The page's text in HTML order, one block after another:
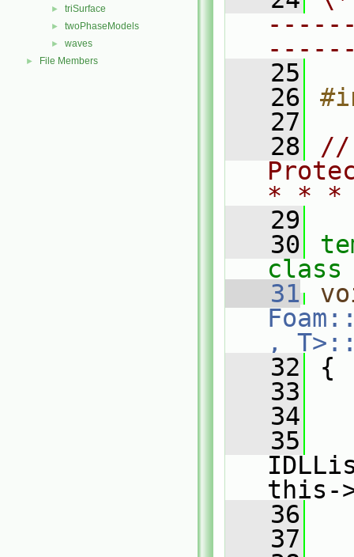
► triSurface
► twoPhaseModels
► waves
► File Members
   25
   26
   27
   28
//
* * *
   29
   30
class
   31
,
   32
{
   33
   34
   35
this-
   36
   37